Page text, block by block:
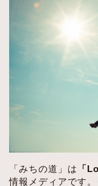
「みちの道」は 「
情報メディアです